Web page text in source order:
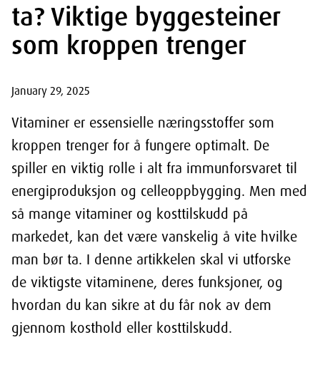
ta? Viktige byggesteiner
som kroppen trenger
January 29, 2025
Vitaminer er essensielle næringsstoffer som
kroppen trenger for å fungere optimalt. De
spiller en viktig rolle i alt fra immunforsvaret til
energiproduksjon og celleoppbygging. Men med
så mange vitaminer og kosttilskudd på
markedet, kan det være vanskelig å vite hvilke
man bør ta. I denne artikkelen skal vi utforske
de viktigste vitaminene, deres funksjoner, og
hvordan du kan sikre at du får nok av dem
gjennom kosthold eller kosttilskudd.